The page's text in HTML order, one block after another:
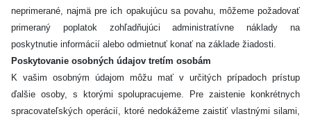
neprimerané, najmä pre ich opakujúcu sa povahu, môžeme požadovať
primeraný poplatok zohľadňujúci administratívne náklady na
poskytnutie informácií alebo odmietnuť konať na základe žiadosti.
Poskytovanie osobných údajov tretím osobám
K vašim osobným údajom môžu mať v určitých prípadoch prístup
ďalšie osoby, s ktorými spolupracujeme. Pre zaistenie konkrétnych
spracovateľských operácií, ktoré nedokážeme zaistiť vlastnými silami,